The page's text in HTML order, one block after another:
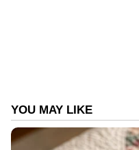
ഉടൻ മുങ്ങിയെടുത്ത്
ആശുപത്രിയിൽ
മാതാവ്: കെ സുധ.